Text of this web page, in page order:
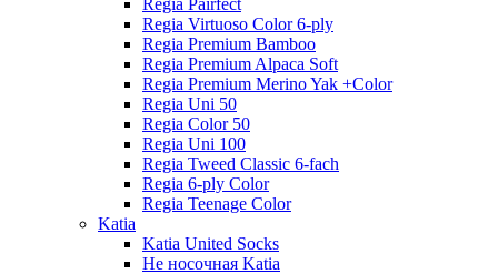
Regia Virtuoso Color 6-ply
Regia Premium Bamboo
Regia Premium Alpaca Soft
Regia Premium Merino Yak +Color
Regia Uni 50
Regia Color 50
Regia Uni 100
Regia Tweed Classic 6-fach
Regia 6-ply Color
Regia Teenage Color
Katia
Katia United Socks
Не носочная Katia